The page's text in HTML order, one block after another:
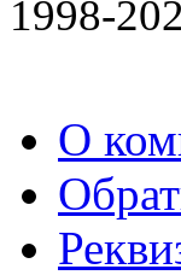
1998-
О